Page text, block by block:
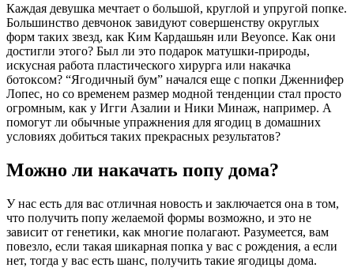
Каждая девушка мечтает о большой, круглой и упругой попке.
Большинство девчонок завидуют совершенству округлых
форм таких звезд, как Ким Кардашьян или Beyonce. Как они
достигли этого? Был ли это подарок матушки-природы,
искусная работа пластического хирурга или накачка
ботоксом? “Ягодичный бум” начался еще с попки Дженнифер
Лопес, но со временем размер модной тенденции стал просто
огромным, как у Игги Азалии и Ники Минаж, например. А
помогут ли обычные упражнения для ягодиц в домашних
условиях добиться таких прекрасных результатов?
Можно ли накачать попу дома?
У нас есть для вас отличная новость и заключается она в том,
что получить попу желаемой формы возможно, и это не
зависит от генетики, как многие полагают. Разумеется, вам
повезло, если такая шикарная попка у вас с рождения, а если
нет, тогда у вас есть шанс, получить такие ягодицы дома.